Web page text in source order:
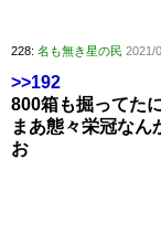
228: 名も無き星の民 2021/
>>192
800箱も掘ってた
まあ態々栄冠なん
お